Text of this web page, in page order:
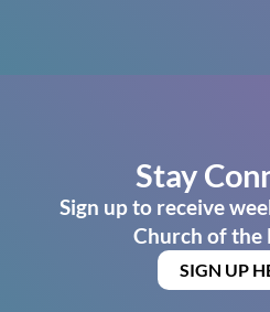
Stay
Sign up to receive
Church of the
SIGN UP